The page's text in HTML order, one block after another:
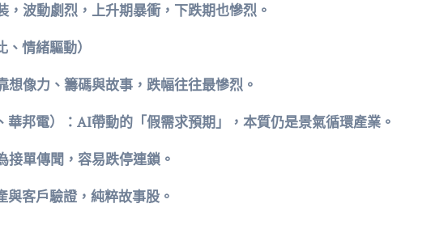
波動劇烈，上升期暴衝，下跌期也慘烈。
情緒驅動）
像力、籌碼與故事，跌幅往往最慘烈。
華邦電）：AI帶動的「假需求預期」，本質仍是景氣循環產業。
單傳聞，容易跌停連鎖。
客戶驗證，純粹故事股。